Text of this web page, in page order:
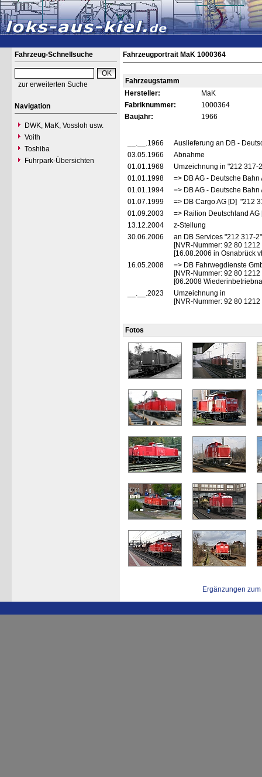
Fahrzeug-Schnellsuche
zur erweiterten Suche
Navigation
DWK, MaK, Vossloh usw.
Voith
Toshiba
Fuhrpark-Übersichten
Fahrzeugportrait MaK 1000364
Fahrzeugstamm
Hersteller:
MaK
Fabriknummer:
1000364
Baujahr:
1966
__.__.1966
Auslieferung an DB -
03.05.1966
Abnahme
01.01.1968
Umzeichnung in "212 317-
01.01.1998
=> DB AG - Deutsche
01.01.1994
=> DB AG - Deutsche
01.07.1999
=> DB Cargo AG [D] "212
01.09.2003
=> Railion Deutschland
13.12.2004
z-Stellung
30.06.2006
an DB Services "212 317-2"
[NVR-Nummer: 92 80
[16.08.2006 in Osnabrück
16.05.2008
=> DB Fahrwegdienste
[NVR-Nummer: 92 80
[06.2008
__.__.2023
Umzeichnung in
[NVR-Nummer: 92 80
Fotos
Ergänzungen